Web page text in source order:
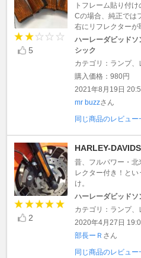
5
トフレーム貼り付
Cの場合、純正では
右にリフレクターが
ハーレーダビッドソ
シック
カテゴリ：ランプ、
購入価格：980円
2021年8月19日
mr buzzさん
同じ商品のレビュー
2
HARLEY-
昔、フルパワー・
レクター付き！と
け。
ハーレーダビッドソ
カテゴリ：ランプ、
2020年4月27日
部長ーＲ さん
同じ商品のレビュー